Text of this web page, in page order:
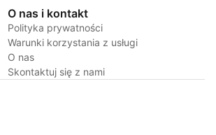
O nas i kontakt
Polityka prywatności
Warunki korzystania z usługi
O nas
Skontaktuj się z nami